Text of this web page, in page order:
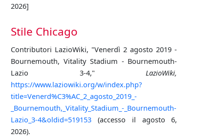
2026]
Stile Chicago
Contributori LazioWiki, "Venerdì 2 agosto 2019 -
Bournemouth, Vitality Stadium - Bournemouth-
Lazio 3-4,"LazioWiki,
https://www.laziowiki.org/w/index.php?
title=Venerd%C3%AC_2_agosto_2019_-
_Bournemouth,_Vitality_Stadium_-_Bournemouth-
Lazio_3-4&oldid=519153 (accesso il agosto 6,
2026).